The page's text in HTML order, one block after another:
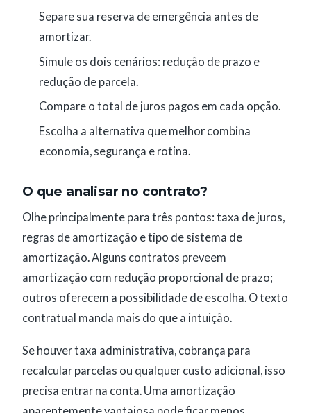
Separe sua reserva de emergência antes de
amortizar.
Simule os dois cenários: redução de prazo e
redução de parcela.
Compare o total de juros pagos em cada opção.
Escolha a alternativa que melhor combina
economia, segurança e rotina.
O que analisar no contrato?
Olhe principalmente para três pontos: taxa de juros,
regras de amortização e tipo de sistema de
amortização. Alguns contratos preveem
amortização com redução proporcional de prazo;
outros oferecem a possibilidade de escolha. O texto
contratual manda mais do que a intuição.
Se houver taxa administrativa, cobrança para
recalcular parcelas ou qualquer custo adicional, isso
precisa entrar na conta. Uma amortização